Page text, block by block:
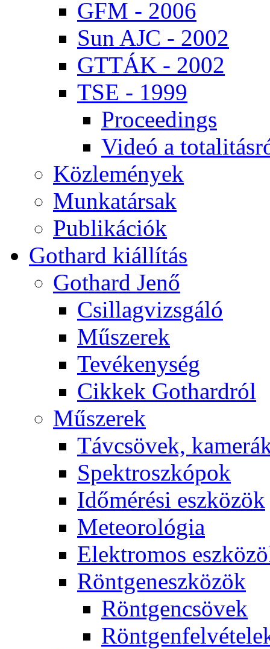
GFM - 2006
Sun AJC - 2002
GT­TÁK - 2002
TSE - 1999
Pro­ce­e­dings
Vi­deó a
Köz­le­mé­nyek
Mun­ka­tár­sak
Pub­li­ká­ci­ók
Got­hard ki­ál­lí­tás
Got­hard Je­nő
Csil­lag­vizs­gá­ló
Mű­sze­rek
Te­vé­keny­ség
Cik­kek Got­hard­ról
Mű­sze­rek
Táv­csö­vek,
Spekt­rosz­kó­pok
Idő­mé­ré­si esz­kö­zök
Me­te­o­ro­ló­gia
Elekt­ro­mos
Rönt­gen­esz­kö­zök
Rönt­gen­csö­vek